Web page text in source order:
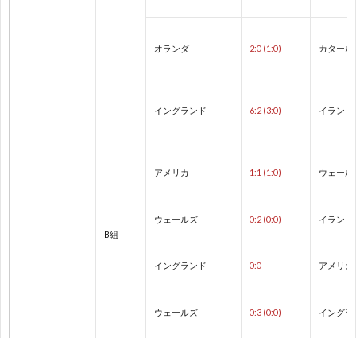
オランダ 2:0 (1:0) カタール
B組
イングランド 6:2 (3:0) イラン
アメリカ 1:1 (1:0) ウェール
ウェールズ 0:2 (0:0) イラン
イングランド 0:0 アメリカ
ウェールズ 0:3 (0:0) イングラ